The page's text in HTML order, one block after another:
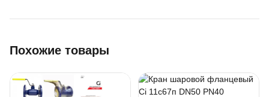
Похожие товары